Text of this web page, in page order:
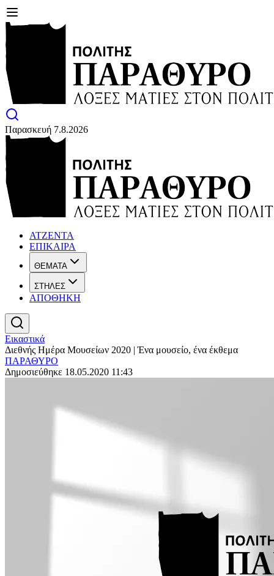
Παρασκευή 7.8.2026
ΑΤΖΕΝΤΑ
ΕΠΙΚΑΙΡΑ
ΘΕΜΑΤΑ
ΣΤΗΛΕΣ
ΑΠΟΘΗΚΗ
Εικαστικά
Διεθνής Ημέρα Μουσείων 2020 | Ένα μουσείο, ένα έκθεμα
ΠΑΡΑΘΥΡΟ
Δημοσιεύθηκε 18.05.2020 11:43